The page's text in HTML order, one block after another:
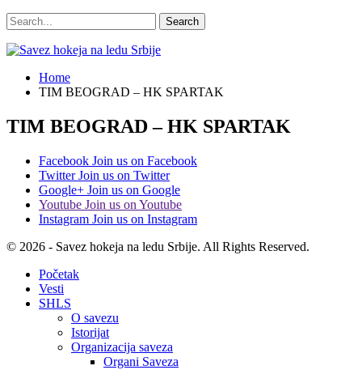
Home
TIM BEOGRAD – HK SPARTAK
TIM BEOGRAD – HK SPARTAK
Facebook Join us on Facebook
Twitter Join us on Twitter
Google+ Join us on Google
Youtube Join us on Youtube
Instagram Join us on Instagram
© 2026 - Savez hokeja na ledu Srbije. All Rights Reserved.
Početak
Vesti
SHLS
O savezu
Istorijat
Organizacija saveza
Organi Saveza